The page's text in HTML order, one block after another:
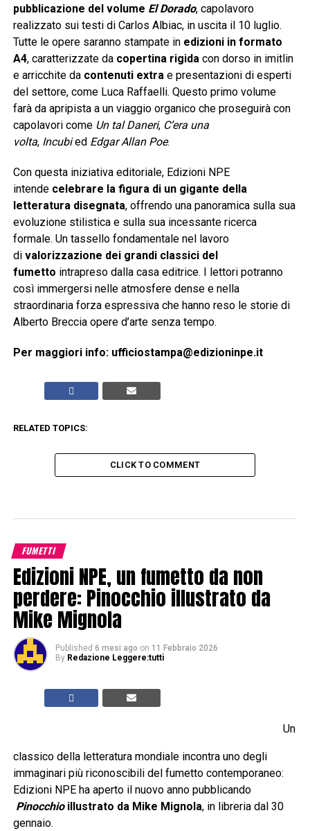
pubblicazione del volume El Dorado, capolavoro
realizzato sui testi di Carlos Albiac, in uscita il 10 luglio.
Tutte le opere saranno stampate in edizioni in formato
A4, caratterizzate da copertina rigidacon dorso in imitlin
e arricchite dacontenuti extra e presentazioni di esperti
del settore, come Luca Raffaelli. Questo primo volume
farà da apripista a un viaggio organico che proseguirà con
capolavori come Un tal Daneri, C’era una
volta, Incubied Edgar Allan Poe.
Con questa iniziativa editoriale, Edizioni NPE
intende celebrare la figura di un gigante della
letteratura disegnata, offrendo una panoramica sulla sua
evoluzione stilistica e sulla sua incessante ricerca
formale. Un tassello fondamentale nel lavoro
di valorizzazione dei grandi classici del
fumetto intrapreso dalla casa editrice. I lettori potranno
così immergersi nelle atmosfere dense e nella
straordinaria forza espressiva che hanno reso le storie di
Alberto Breccia opere d’arte senza tempo.
Per maggiori info: ufficiostampa@edizioninpe.it
RELATED TOPICS:
CLICK TO COMMENT
FUMETTI
Edizioni NPE, un fumetto da non
perdere: Pinocchio illustrato da
Mike Mignola
Published 6 mesi ago on 11 Febbraio 2026
By Redazione Leggere:tutti
Un
classico della letteratura mondiale incontra uno degli
immaginari più riconoscibili del fumetto contemporaneo:
Edizioni NPE ha aperto il nuovo anno pubblicando
Pinocchioillustrato da Mike Mignola, in libreria dal 30
gennaio.